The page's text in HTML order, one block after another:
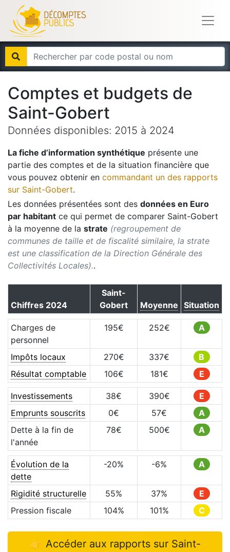
Comptes et budgets de
Saint-Gobert
Données disponibles: 2015 à 2024
La fiche d’information synthétique présente une
partie des comptes et de la situation financière que
vous pouvez obtenir en commandant un des rapports
sur Saint-Gobert.
Les données présentées sont des données en Euro
par habitant ce qui permet de comparer Saint-Gobert
à la moyenne de la strate (regroupement de
communes de taille et de fiscalité similaire, la strate
est une classification de la Direction Générale des
Collectivités Locales)..
Chiffres 2024
Saint-
Gobert
Moyenne Situation
Charges de
personnel
195€ 252€ A
Impôts locaux 270€ 337€
B
Résultat comptable
106€ 181€ E
Investissements 38€ 390€
E
Emprunts souscrits
0€ 57€
A
Dette à la fin de
l'année
78€ 500€ A
Évolution de la
dette
-20% -6% A
Rigidité structurelle 55% 37%
E
Pression fiscale
104% 101% C
👉 Accéder aux rapports sur Saint-